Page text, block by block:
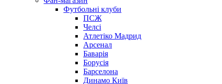
Футбольні клуби
ПСЖ
Челсі
Атлетіко Мадрид
Арсенал
Баварія
Борусія
Барселона
Динамо Київ